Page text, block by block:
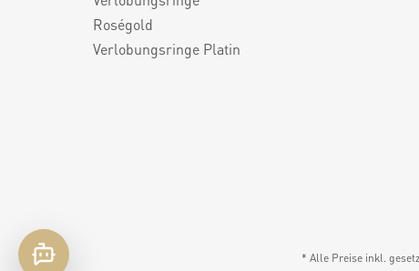
Roségold
Verlobungsringe Platin
* Alle Preise inkl.